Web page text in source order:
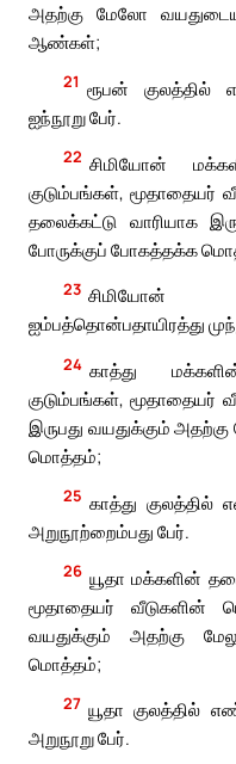
அதற்கு மேலோ
ஆண்கள்;
21 ரூபன் குலத்தில்
ஐந்நூறு பேர்.
22 சிமியோன்
குடும்பங்கள், மூதாதையர்
தலைக்கட்டு வாரியாக
போருக்குப் போகத்தக்க
23 சிமியோன்
ஐம்பத்தொன்பதாயிரத்து
24 காத்து
குடும்பங்கள், மூதாதையர்
இருபது வயதுக்கும்
மொத்தம்;
25 காத்து குலத்தில்
அறுநூற்றைம்பது பேர்.
26 யூதா மக்களின்
மூதாதையர் வீடுகளின்
வயதுக்கும் அதற்கு
மொத்தம்;
27 யூதா குலத்தில்
அறுநூறு பேர்.